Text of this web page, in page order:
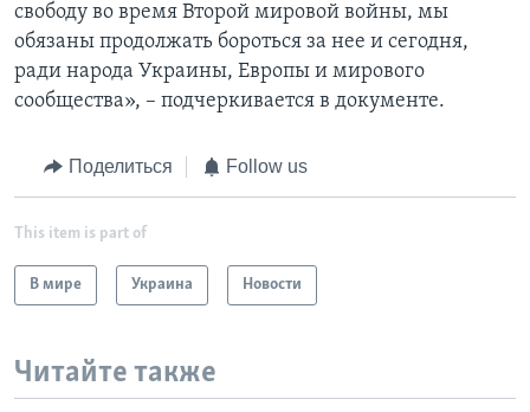
свободу во время Второй мировой войны, мы
обязаны продолжать бороться за нее и сегодня,
ради народа Украины, Европы и мирового
сообщества», – подчеркивается в документе.
Поделиться Follow us
This item is part of
В мире Украина Новости
Читайте также